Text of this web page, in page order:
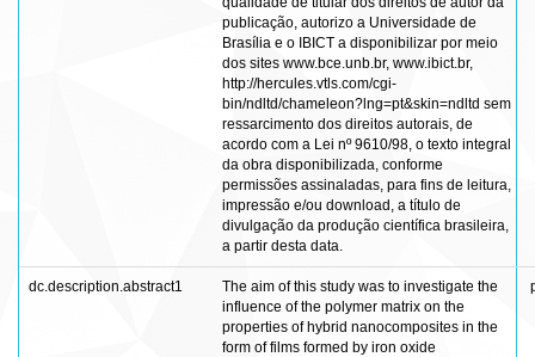
publicação, autorizo a Universidade de
Brasília e o IBICT a disponibilizar por meio
dos sites www.bce.unb.br, www.ibict.br,
http://hercules.vtls.com/cgi-
bin/ndltd/chameleon?lng=pt&skin=ndltd sem
ressarcimento dos direitos autorais, de
acordo com a Lei nº 9610/98, o texto integral
da obra disponibilizada, conforme
permissões assinaladas, para fins de leitura,
impressão e/ou download, a título de
divulgação da produção científica brasileira,
a partir desta data.
dc.description.abstract1
The aim of this study was to investigate the
influence of the polymer matrix on the
properties of hybrid nanocomposites in the
form of films formed by iron oxide